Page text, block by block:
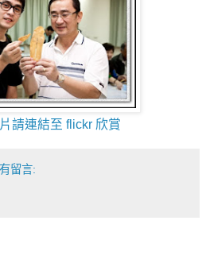
請連結至 flickr 欣賞
留言: